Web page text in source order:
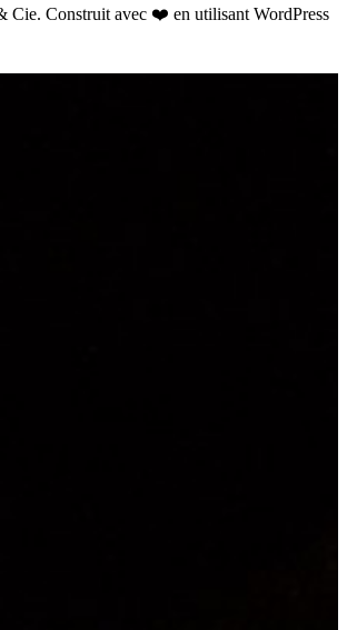
Cie. Construit avec ❤️ en utilisant WordPress